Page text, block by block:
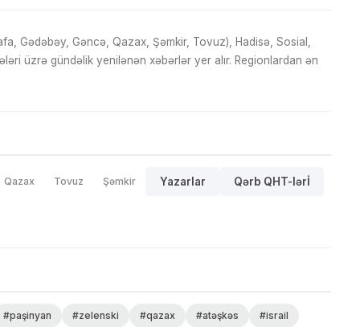
Gədəbəy, Gəncə, Qazax, Şəmkir, Tovuz), Hadisə, Sosial,
üzrə gündəlik yenilənən xəbərlər yer alır. Regionlardan ən
Qazax Tovuz Şəmkir Yazarlar Qərb QHT-lərİ
#paşinyan #zelenski #qazax #atəşkəs #israil